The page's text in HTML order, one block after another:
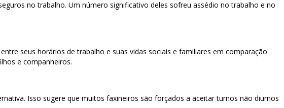
no trabalho. Um número significativo deles sofreu assédio no trabalho e no
seus horários de trabalho e suas vidas sociais e familiares em comparação
e companheiros.
Isso sugere que muitos faxineiros são forçados a aceitar turnos não diurnos